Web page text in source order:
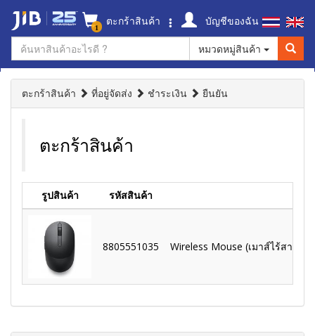
1 ตะกร้าสินค้า
บัญชีของฉัน
หมวดหมู่สินค้า
ตะกร้าสินค้า ที่อยู่จัดส่ง ชำระเงิน ยืนยัน
ตะกร้าสินค้า
รูปสินค้า รหัสสินค้า
8805551035 Wireless Mouse (เมาส์ไร้สาย)